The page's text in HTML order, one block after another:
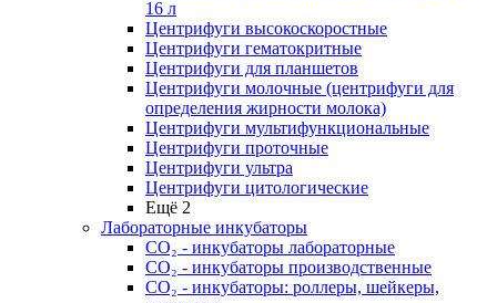
16 л
Центрифуги высокоскоростные
Центрифуги гематокритные
Центрифуги для планшетов
Центрифуги молочные (центрифуги для
определения жирности молока)
Центрифуги мультифункциональные
Центрифуги проточные
Центрифуги ультра
Центрифуги цитологические
Ещё 2
Лабораторные инкубаторы
СО₂ - инкубаторы лабораторные
СО₂ - инкубаторы производственные
СО₂ - инкубаторы: роллеры, шейкеры,